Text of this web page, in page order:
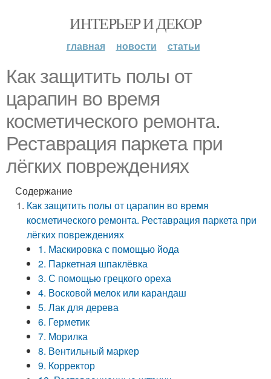
ИНТЕРЬЕР И ДЕКОР
главная новости статьи
Как защитить полы от
царапин во время
косметического ремонта.
Реставрация паркета при
лёгких повреждениях
Содержание
Как защитить полы от царапин во время
косметического ремонта. Реставрация паркета при
лёгких повреждениях
1. Маскировка с помощью йода
2. Паркетная шпаклёвка
3. С помощью грецкого ореха
4. Восковой мелок или карандаш
5. Лак для дерева
6. Герметик
7. Морилка
8. Вентильный маркер
9. Корректор